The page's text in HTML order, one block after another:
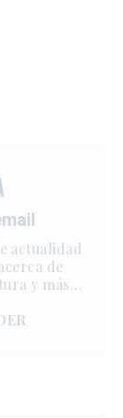
actualidad
de
y más…